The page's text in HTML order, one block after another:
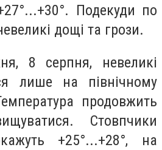
Подекуди по
дощі та грози.
8 серпня, невеликі
лише на північному
продовжить
Стовпчики
+25°...+28°, на